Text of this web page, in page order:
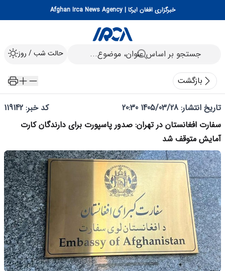
خبرگزاری افغان ایرکا | Afghan Irca News Agency
حالت شب / روز
بازگشت
تاریخ انتشار: 1405/03/28 20:30
کد خبر: 119142
سفارت افغانستان در تهران: صدور پاسپورت برای دارندگان کارت
آمایش متوقف شد